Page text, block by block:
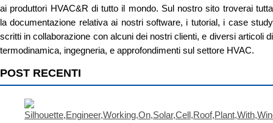
ai produttori HVAC&R di tutto il mondo. Sul nostro sito troverai tutta
la documentazione relativa ai nostri software, i tutorial, i case study
scritti in collaborazione con alcuni dei nostri clienti, e diversi articoli di
termodinamica, ingegneria, e approfondimenti sul settore HVAC.
POST RECENTI